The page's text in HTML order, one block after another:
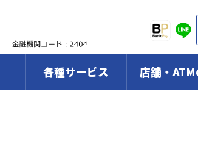
各種サービス 店舗・